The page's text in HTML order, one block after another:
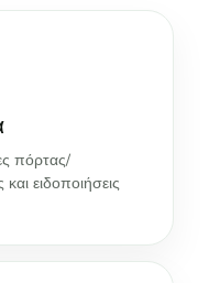
πόρτας/
ειδοποιήσεις